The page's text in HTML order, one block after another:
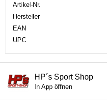
Artikel-Nr.
Hersteller
EAN
UPC
HP´s Sport Shop
In App öffnen